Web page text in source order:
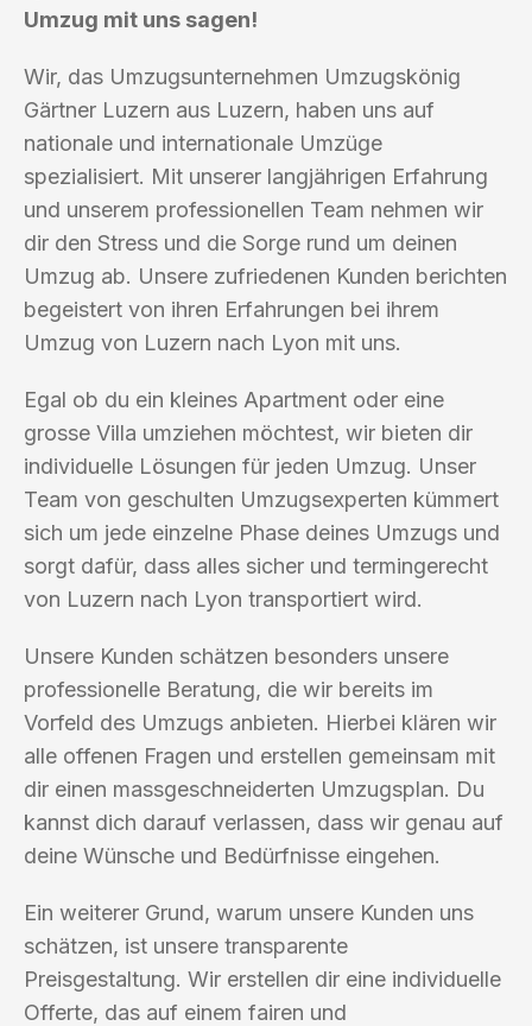
Umzug mit uns sagen!
Wir, das Umzugsunternehmen Umzugskönig
Gärtner Luzern aus Luzern, haben uns auf
nationale und internationale Umzüge
spezialisiert. Mit unserer langjährigen Erfahrung
und unserem professionellen Team nehmen wir
dir den Stress und die Sorge rund um deinen
Umzug ab. Unsere zufriedenen Kunden berichten
begeistert von ihren Erfahrungen bei ihrem
Umzug von Luzern nach Lyon mit uns.
Egal ob du ein kleines Apartment oder eine
grosse Villa umziehen möchtest, wir bieten dir
individuelle Lösungen für jeden Umzug. Unser
Team von geschulten Umzugsexperten kümmert
sich um jede einzelne Phase deines Umzugs und
sorgt dafür, dass alles sicher und termingerecht
von Luzern nach Lyon transportiert wird.
Unsere Kunden schätzen besonders unsere
professionelle Beratung, die wir bereits im
Vorfeld des Umzugs anbieten. Hierbei klären wir
alle offenen Fragen und erstellen gemeinsam mit
dir einen massgeschneiderten Umzugsplan. Du
kannst dich darauf verlassen, dass wir genau auf
deine Wünsche und Bedürfnisse eingehen.
Ein weiterer Grund, warum unsere Kunden uns
schätzen, ist unsere transparente
Preisgestaltung. Wir erstellen dir eine individuelle
Offerte, das auf einem fairen und